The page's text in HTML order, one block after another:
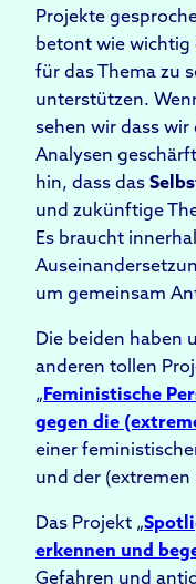
Projekte
betont wie wichtig
für das Thema zu
unterstützen.
sehen wir dass
Analysen
hin, dass das
und zukünftige
Es braucht
um gemeinsam
Die beiden haben
anderen tollen
„ Feministische
gegen die
einer
und der
Das Projekt „
erkennen und
Gefahren und